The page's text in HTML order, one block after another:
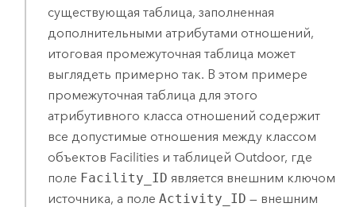
существующая таблица, заполненная
дополнительными атрибутами отношений,
итоговая промежуточная таблица может
выглядеть примерно так. В этом примере
промежуточная таблица для этого
атрибутивного класса отношений содержит
все допустимые отношения между классом
объектов Facilities и таблицей Outdoor, где
поле Facility_ID является внешним ключом
источника, а поле Activity_ID — внешним